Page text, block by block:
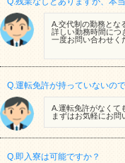
A.交代制の勤務とな
詳しい勤務時間につ
一度お問い合わせく
Q.運転免許が持っていないの
A.運転免許がなくて
まずはお気軽にお問
Q.即入寮は可能ですか？